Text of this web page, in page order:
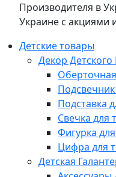
Производителя в
Украине с акциями
Детские товары
Декор
Подставка
Свечка для
Фигурка
Цифра для
Детская